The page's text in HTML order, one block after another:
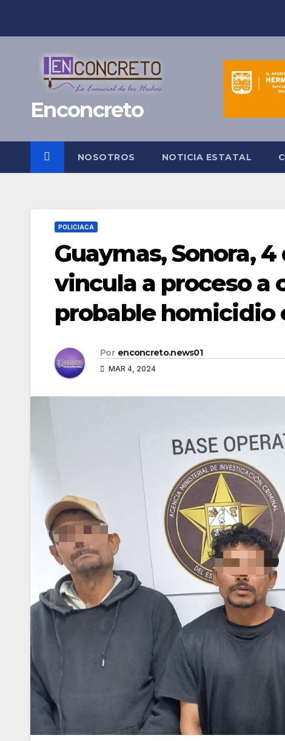
Enconcreto
NOSOTROS NOTICIA ESTATAL
POLICIACA
Guaymas, Sonora,
vincula a proceso a
probable homicidio
Por enconcreto.news01
MAR 4, 2024